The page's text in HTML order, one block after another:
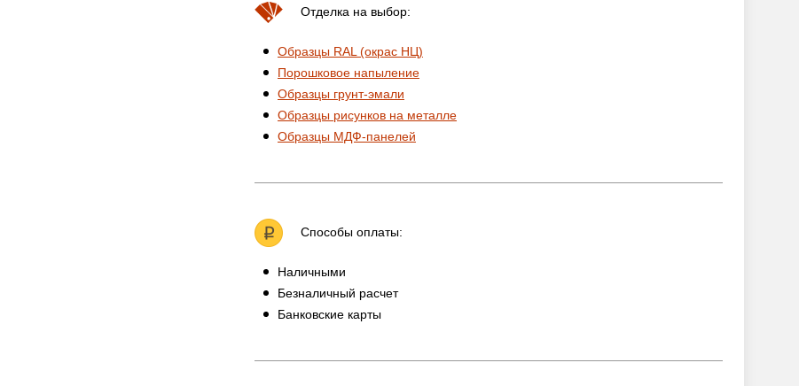
Отделка на выбор:
Образцы RAL (окрас НЦ)
Порошковое напыление
Образцы грунт-эмали
Образцы рисунков на металле
Образцы МДФ-панелей
Способы оплаты:
Наличными
Безналичный расчет
Банковские карты